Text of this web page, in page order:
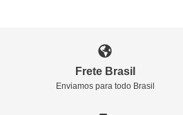
Frete Brasil
Enviamos para todo Brasil